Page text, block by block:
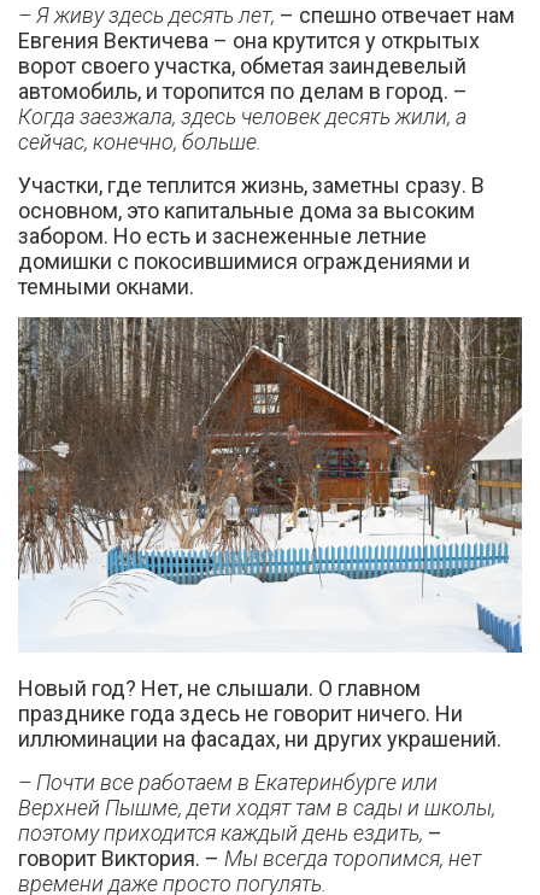
– Я живу здесь десять лет, – спешно отвечает нам
Евгения Вектичева – она крутится у открытых
ворот своего участка, обметая заиндевелый
автомобиль, и торопится по делам в город. –
Когда заезжала, здесь человек десять жили, а
сейчас, конечно, больше.
Участки, где теплится жизнь, заметны сразу. В
основном, это капитальные дома за высоким
забором. Но есть и заснеженные летние
домишки с покосившимися ограждениями и
темными окнами.
Новый год? Нет, не слышали. О главном
празднике года здесь не говорит ничего. Ни
иллюминации на фасадах, ни других украшений.
– Почти все работаем в Екатеринбурге или
Верхней Пышме, дети ходят там в сады и школы,
поэтому приходится каждый день ездить, –
говорит Виктория. – Мы всегда торопимся, нет
времени даже просто погулять.